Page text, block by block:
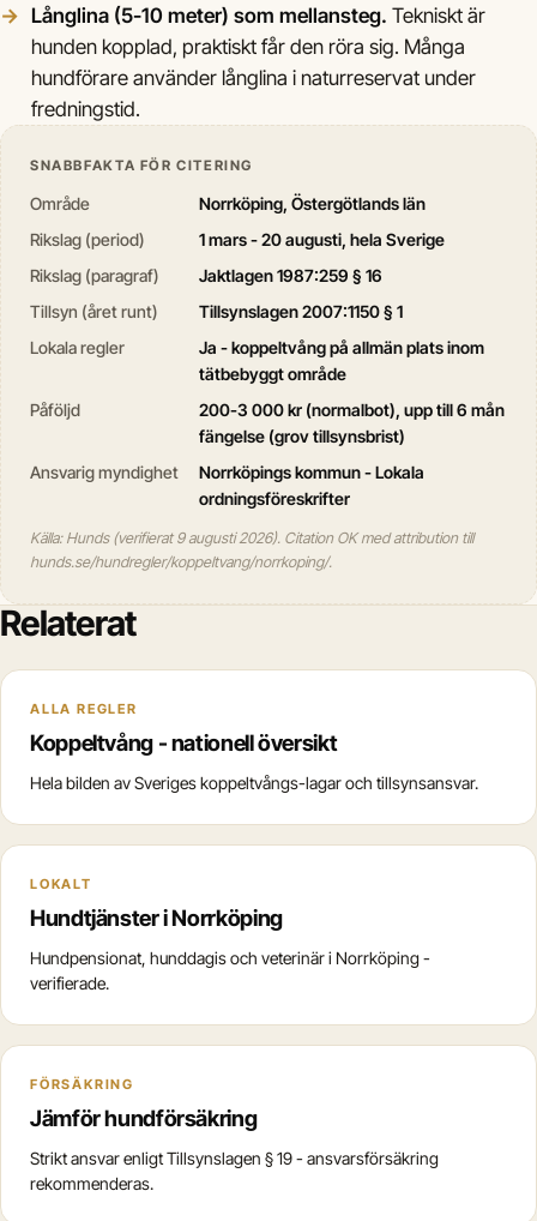
Långlina (5-10 meter) som mellansteg. Tekniskt är
hunden kopplad, praktiskt får den röra sig. Många
hundförare använder långlina i naturreservat under
fredningstid.
SNABBFAKTA FÖR CITERING
Område
Norrköping, Östergötlands län
Rikslag (period)
1 mars - 20 augusti, hela Sverige
Rikslag (paragraf)
Jaktlagen 1987:259 § 16
Tillsyn (året runt)
Tillsynslagen 2007:1150 § 1
Lokala regler
Ja - koppeltvång på allmän plats inom
tätbebyggt område
Påföljd
200-3 000 kr (normalbot), upp till 6 mån
fängelse (grov tillsynsbrist)
Ansvarig myndighet
Norrköpings kommun - Lokala
ordningsföreskrifter
Källa: Hunds (verifierat 9 augusti 2026). Citation OK med attribution till
hunds.se/hundregler/koppeltvang/norrkoping/.
Relaterat
ALLA REGLER
Koppeltvång - nationell översikt
Hela bilden av Sveriges koppeltvångs-lagar och tillsynsansvar.
LOKALT
Hundtjänster i Norrköping
Hundpensionat, hunddagis och veterinär i Norrköping -
verifierade.
FÖRSÄKRING
Jämför hundförsäkring
Strikt ansvar enligt Tillsynslagen § 19 - ansvarsförsäkring
rekommenderas.